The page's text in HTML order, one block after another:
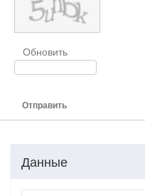
Обновить
Отправить
Данные